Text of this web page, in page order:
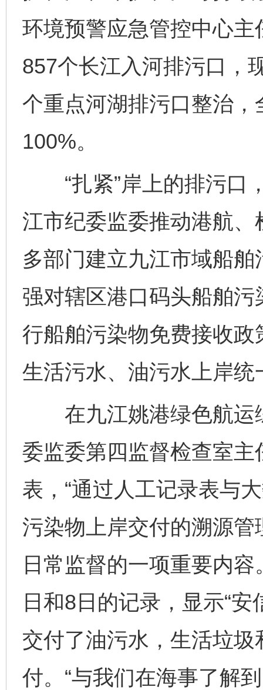
环境预警应急管控中心
857个长江入河排污口，
个重点河湖排污口整治
100%。
“扎紧”岸上的排污口
江市纪委监委推动港航
多部门建立九江市域船
强对辖区港口码头船舶
行船舶污染物免费接收
生活污水、油污水上岸统
在九江姚港绿色航运
委监委第四监督检查室
表，“通过人工记录表与
污染物上岸交付的溯源
日常监督的一项重要内
日和8日的记录，显示“安
交付了油污水，生活垃
付。“与我们在海事了解